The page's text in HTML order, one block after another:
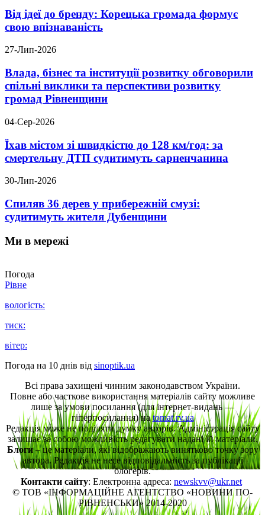
Від ідеї до бренду: Корецька громада формує
свою впізнаваність
27-Лип-2026
Влада, бізнес та інституції розвитку обговорили
спільні виклики та перспективи розвитку
громад Рівненщини
04-Сер-2026
Їхав містом зі швидкістю до 128 км/год: за
смертельну ДТП судитимуть сарненчанина
30-Лип-2026
Спиляв 36 дерев у прибережній смузі:
судитимуть жителя Дубенщини
Ми в мережі
Погода
Рівне
вологість:
тиск:
вітер:
Погода на 10 днів від sinoptik.ua
Всі права захищені чинним законодавством України.
Повне або часткове використання матеріалів сайту можливе
лише за умови посилання (для інтернет-видань —
гіперпосилання) наtomat.rv.ua
Редакція може не поділяти думку авторів. Адміністрація сайту
залишає за собою можливість редагувати надані їй матеріали.
Блоги– це матеріали, які відображають винятково точку зору
автора. Редакція не несе відповідальність за публікації
блогерів.
Контакти сайту: Електронна адреса: newskvv@ukr.net
© ТОВ «ІНФОРМАЦІЙНЕ АГЕНТСТВО «НОВИНИ ПО-
РІВНЕНСЬКИ» 2014-2020